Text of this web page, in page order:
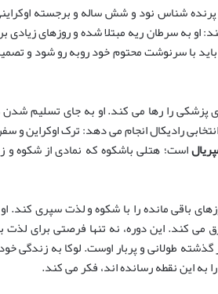
پرنده شناس نود و شش ساله و برجسته
او به سرطان ریه مبتلا شده و روزهای زیادی
با سرنوشت محتوم خود روبه رو شود و
پزشکی را رها می کند. او به جای تسلیم
رادیکال انجام می دهد: ترک اوکراین و
است؛ هتلی باشکوه که نمادی از شکوه و
باقی مانده را با شکوه و لذت سپری کند.
کند. این دوره، نه تنها فرصتی برای لذت
طولانی و پربار اوست. لوکا به زندگی
به این نقطه رسانده اند، فکر می کند.